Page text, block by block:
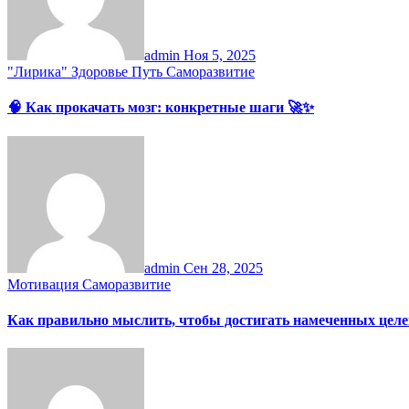
admin Ноя 5, 2025
"Лирика" Здоровье Путь Саморазвитие
🧠 Как прокачать мозг: конкретные шаги 🚀✨
admin Сен 28, 2025
Мотивация Саморазвитие
Как правильно мыслить, чтобы достигать намеченных